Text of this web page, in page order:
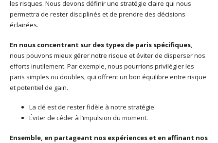
les risques. Nous devons définir une stratégie claire qui nous
permettra de rester disciplinés et de prendre des décisions
éclairées.
En nous concentrant sur des types de paris spécifiques,
nous pouvons mieux gérer notre risque et éviter de disperser nos
efforts inutilement. Par exemple, nous pourrions privilégier les
paris simples ou doubles, qui offrent un bon équilibre entre risque
et potentiel de gain.
La clé est de rester fidèle à notre stratégie.
Éviter de céder à l’impulsion du moment.
Ensemble, en partageant nos expériences et en affinant nos